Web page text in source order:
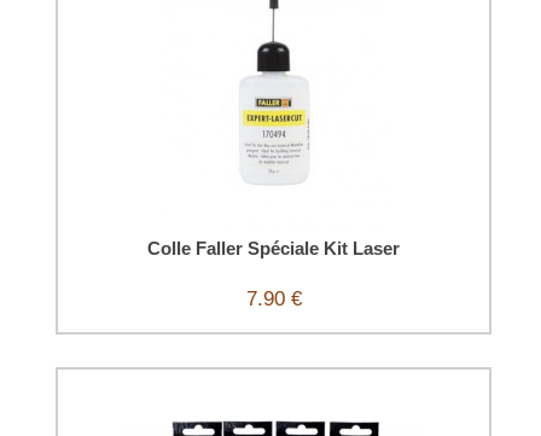
Colle Faller Spéciale Kit Laser
7.90 €